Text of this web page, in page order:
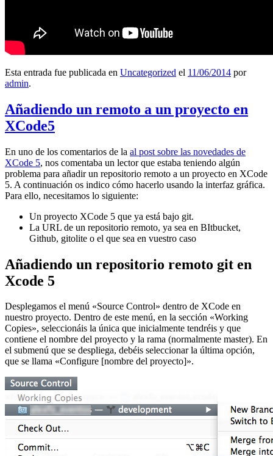
Esta entrada fue publicada en Uncategorized el 11/06/2014 por
admin.
Añadiendo un remoto a un proyecto en
XCode5
En uno de los comentarios de la al post sobre las novedades de
XCode 5, nos comentaba un lector que estaba teniendo algún
problema para añadir un repositorio remoto a un proyecto en XCode
5. A continuación os indico cómo hacerlo usando la interfaz gráfica.
Para ello, necesitamos lo siguiente:
Un proyecto XCode 5 que ya está bajo git.
La URL de un repositorio remoto, ya sea en BItbucket,
Github, gitolite o el que sea en vuestro caso
Añadiendo un repositorio remoto git en
Xcode 5
Desplegamos el menú «Source Control» dentro de XCode en
nuestro proyecto. Dentro de este menú, en la sección «Working
Copies», seleccionáis la única que inicialmente tendréis y que
contiene el nombre del proyecto y la rama (normalmente master). En
el submenú que se despliega, debéis seleccionar la última opción,
que se llama «Configure [nombre del proyecto]».